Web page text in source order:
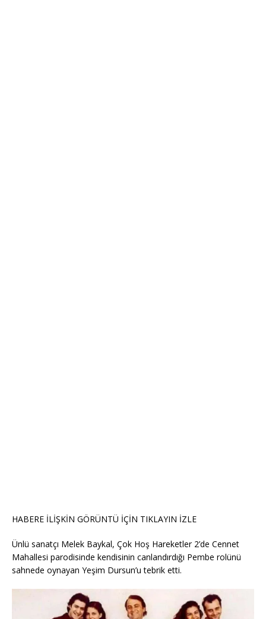
HABERE İLİŞKİN GÖRÜNTÜ İÇİN TIKLAYIN İZLE
Ünlü sanatçı Melek Baykal, Çok Hoş Hareketler 2’de Cennet
Mahallesi parodisinde kendisinin canlandırdığı Pembe rolünü
sahnede oynayan Yeşim Dursun’u tebrik etti.